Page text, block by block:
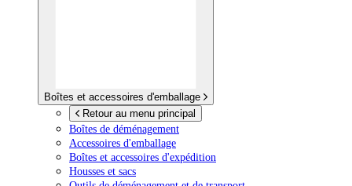
Boîtes et accessoires d'emballage
Retour au menu principal
Boîtes de déménagement
Accessoires d'emballage
Boîtes et accessoires d'expédition
Housses et sacs